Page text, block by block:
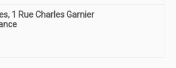
1 Rue Charles Garnier